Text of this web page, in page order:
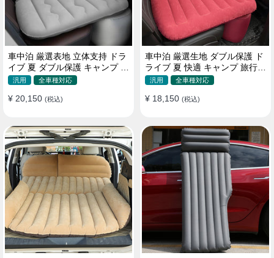
車中泊 厳選表地 立体支持 ドラ
イブ 夏 ダブル保護 キャンプ 旅
行 収納便利 取付簡単 全車種 エ
汎用 全車種対応
¥ 20,150 (税込)
車中泊 厳選生地 ダブル保護 ド
ライブ 夏 快適 キャンプ 旅行
収納便利 全車種 多色 エアーベ
汎用 全車種対応
¥ 18,150 (税込)